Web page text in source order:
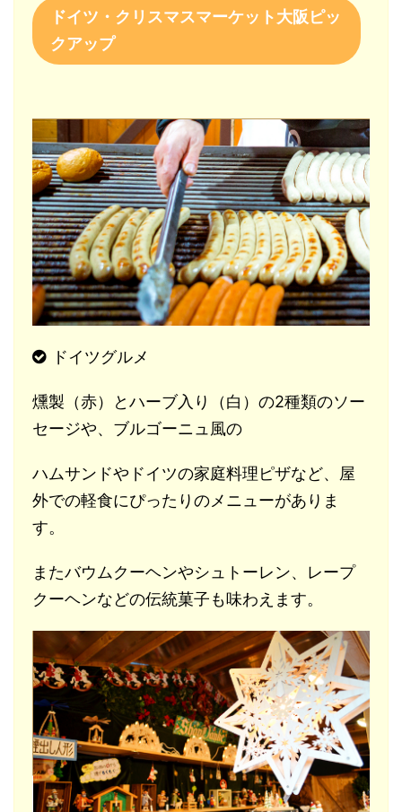
ドイツ・クリスマスマーケット大阪ピッ
クアップ
ドイツグルメ
燻製（赤）とハーブ入り（白）の2種類のソー
セージや、ブルゴーニュ風の
ハムサンドやドイツの家庭料理ピザなど、屋
外での軽食にぴったりのメニューがありま
す。
またバウムクーヘンやシュトーレン、レープ
クーヘンなどの伝統菓子も味わえます。